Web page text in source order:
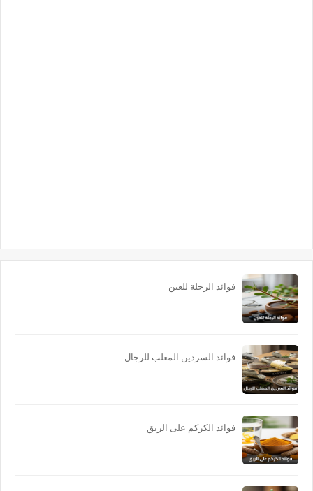
فوائد الرجلة للعين
فوائد السردين المعلب للرجال
فوائد الكركم على الريق